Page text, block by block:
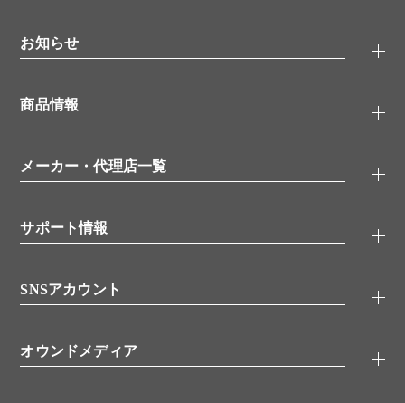
タンパク質検索
ELISA/ELISpot検索
品番検索
お知らせ
無料サンプル
ウェビナー （オンラインセミナー）
学会・展示スケジュール
商品情報
抗体
シグナル伝達
糖類／レクチン
分子生物
バイオメディカル(環境・食品)
メーカー・代理店一覧
代理店
サポート情報
アプリケーションノート
書類ダウンロード
SNSアカウント
YouTube
オウンドメディア